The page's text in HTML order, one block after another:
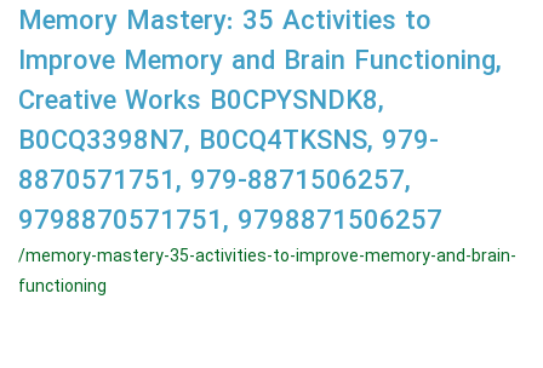
Memory Mastery: 35 Activities to
Improve Memory and Brain Functioning,
Creative Works B0CPYSNDK8,
B0CQ3398N7, B0CQ4TKSNS, 979-
8870571751, 979-8871506257,
9798870571751, 9798871506257
/memory-mastery-35-activities-to-improve-memory-and-brain-
functioning